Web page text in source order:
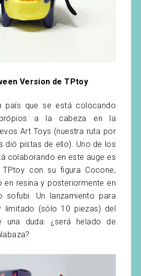
Version de TPtoy
país que se está colocando
a la cabeza en la
Art Toys (nuestra ruta por
dió pistas de ello). Uno de los
colaborando en este auge es
TPtoy con su figura Cocone,
en resina y posteriormente en
sofubi. Un lanzamiento para
limitado (sólo 10 piezas) del
una duda: ¿será helado de